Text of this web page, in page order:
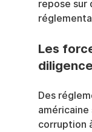
repose sur
Les
diligence
Des
américaine
corruption